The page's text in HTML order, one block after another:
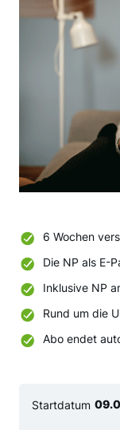
6 Wochen
Die NP als E-
Inklusive NP
Rund um die
Abo endet
Startdatum